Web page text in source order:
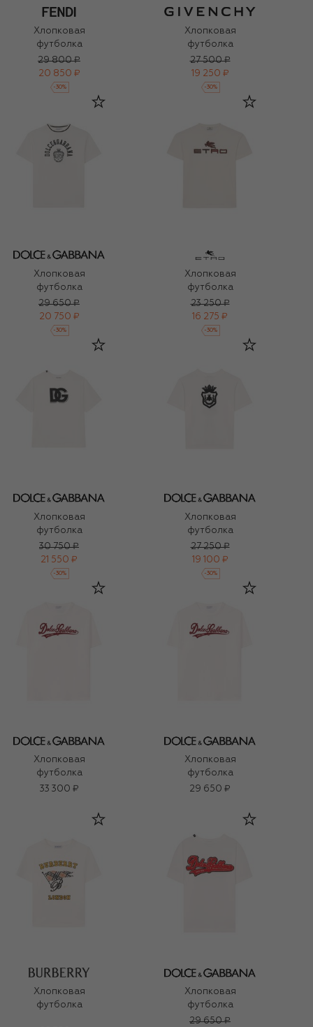
Хлопковая
футболка
29 800 ₽
20 850 ₽
-30%
Хлопковая
футболка
27 500 ₽
19 250 ₽
-30%
Хлопковая
футболка
29 650 ₽
20 750 ₽
-30%
Хлопковая
футболка
23 250 ₽
16 275 ₽
-30%
Хлопковая
футболка
30 750 ₽
21 550 ₽
-30%
Хлопковая
футболка
27 250 ₽
19 100 ₽
-30%
Хлопковая
футболка
33 300 ₽
Хлопковая
футболка
29 650 ₽
Хлопковая
футболка
Хлопковая
футболка
29 650 ₽